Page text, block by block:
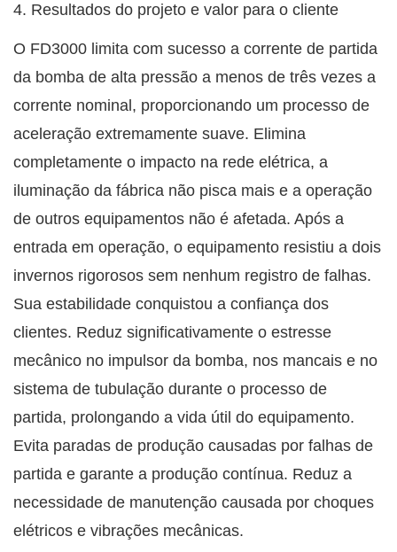
4. Resultados do projeto e valor para o cliente
O FD3000 limita com sucesso a corrente de partida
da bomba de alta pressão a menos de três vezes a
corrente nominal, proporcionando um processo de
aceleração extremamente suave. Elimina
completamente o impacto na rede elétrica, a
iluminação da fábrica não pisca mais e a operação
de outros equipamentos não é afetada. Após a
entrada em operação, o equipamento resistiu a dois
invernos rigorosos sem nenhum registro de falhas.
Sua estabilidade conquistou a confiança dos
clientes. Reduz significativamente o estresse
mecânico no impulsor da bomba, nos mancais e no
sistema de tubulação durante o processo de
partida, prolongando a vida útil do equipamento.
Evita paradas de produção causadas por falhas de
partida e garante a produção contínua. Reduz a
necessidade de manutenção causada por choques
elétricos e vibrações mecânicas.